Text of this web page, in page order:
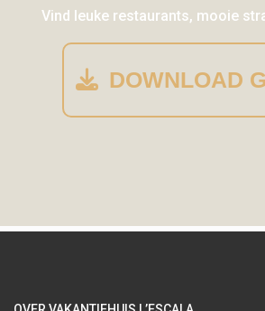
Vind leuke restaurants, mooie
DOWNLOAD